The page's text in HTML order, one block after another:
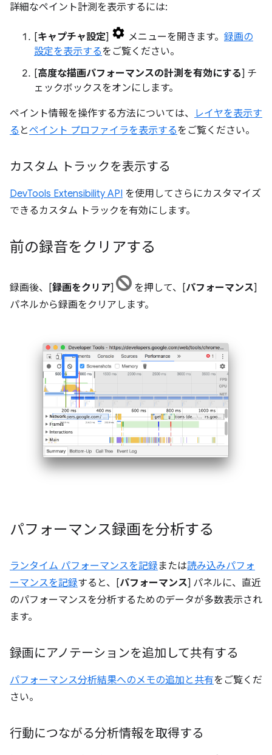
詳細なペイント計測を表示するには:
[キャプチャ設定] メニューを開きます。 録画の
設定を表示するをご覧ください。
[高度な描画パフォーマンスの計測を有効にする] チ
ェックボックスをオンにします。
ペイント情報を操作する方法については、
レイヤを表示す
る とペイント プロファイラを表示するをご覧ください。
カスタム トラックを表示する
DevTools Extensibility API を使用してさらにカスタマイズ
できるカスタム トラックを有効にします。
前の録音をクリアする
録画後、[録画をクリア] を押して、[パフォーマンス]
パネルから録画をクリアします。
パフォーマンス録画を分析する
ランタイム パフォーマンスを記録 または読み込みパフォ
ーマンスを記録すると、[パフォーマンス] パネルに、直近
のパフォーマンスを分析するためのデータが多数表示され
ます。
録画にアノテーションを追加して共有する
パフォーマンス分析結果へのメモの追加と共有をご覧くだ
さい。
行動につながる分析情報を取得する